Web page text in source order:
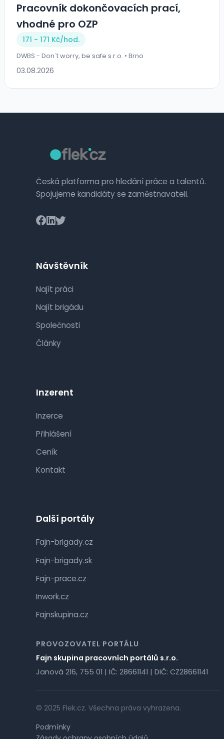
Pracovník dokončovacích prací,
vhodné pro OZP
171 - 171 Kč/hod.
DWBS - Don´t worry, be safe s.r.o. • Brno
03.08.2026
Česká platforma pro hledání práce a talentů.
Spojujeme kandidáty se zaměstnavateli.
Návštěvník
Najít práci
Najít brigádu
Společnosti
Články
Inzerent
Inzerce
Přihlášení
Ceník
Kontakt
Další portály
Fajn-brigady.cz
Fajn-brigady.sk
Fajn-prace.cz
Inwork.cz
Fajnskupina.cz
PROVOZOVATEL PORTÁLU
Fajn skupina pracovních portálů s.r.o.
Janová 216, 755 01 | IČ: 28661141 | DIČ: CZ28661141
© 2025 Flek.cz. Všechna práva vyhrazena.
Podmínky